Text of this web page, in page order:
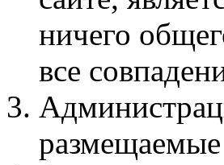
ничего
все
размещаемые